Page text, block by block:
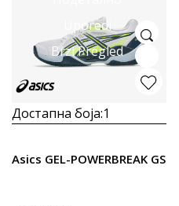
Uporedi
Brzi Pregled
Достапна боја:1
Asics GEL-POWERBREAK GS